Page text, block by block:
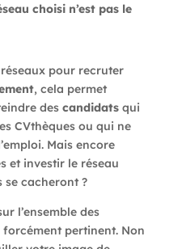
choisi n’est pas le
pour recruter
, cela permet
des candidatsqui
CVthèques ou qui ne
Mais encore
et investir le réseau
se cacheront ?
l’ensemble des
forcément pertinent. Non